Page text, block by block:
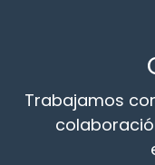
Trabajamos